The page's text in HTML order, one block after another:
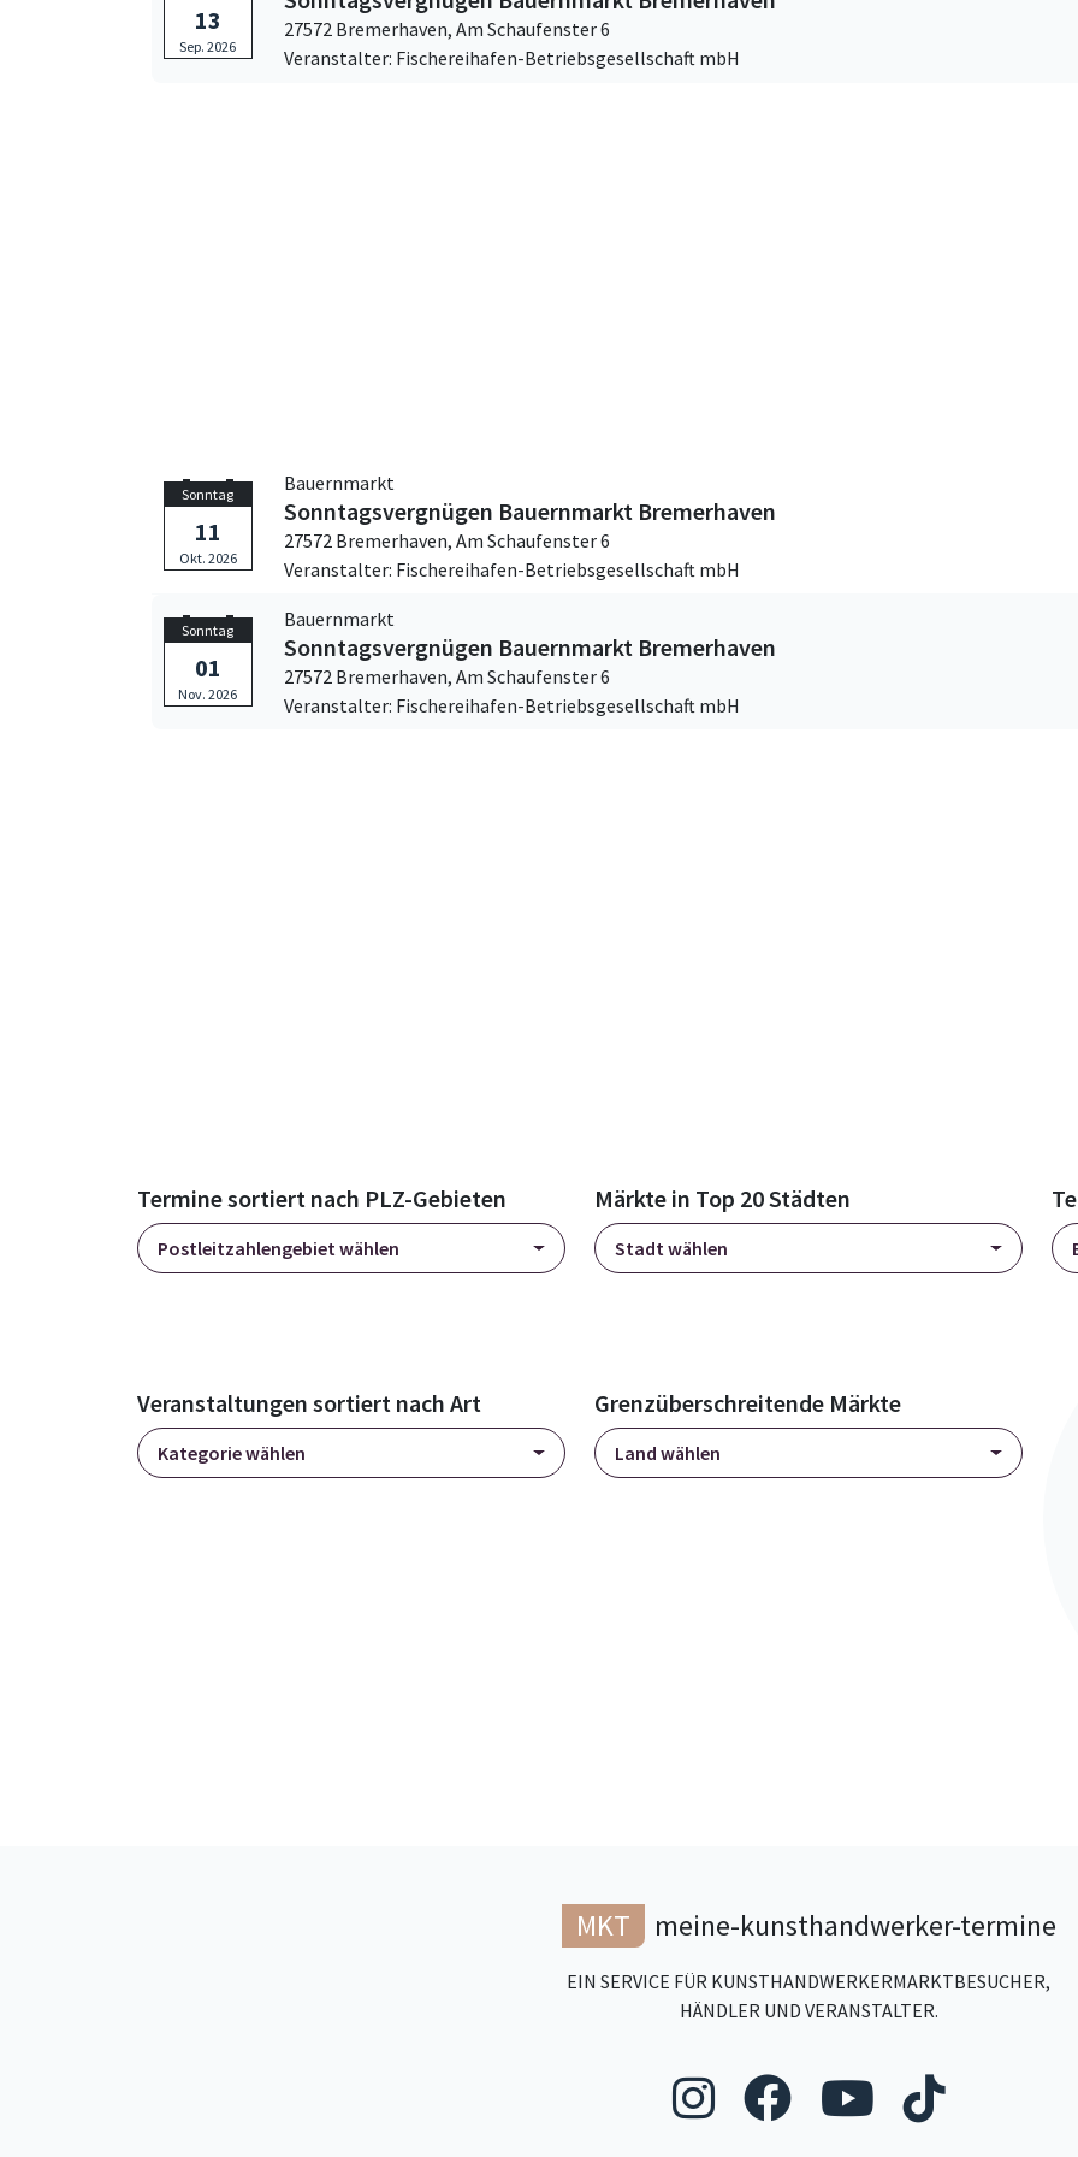
13
Sep. 2026
27572 Bremerhaven, Am Schaufenster 6
Veranstalter: Fischereihafen-Betriebsgesellschaft mbH
Sonntag
11
Okt. 2026
Bauernmarkt
Sonntagsvergnügen Bauernmarkt Bremerhaven
27572 Bremerhaven, Am Schaufenster 6
Veranstalter: Fischereihafen-Betriebsgesellschaft mbH
Sonntag
01
Nov. 2026
Bauernmarkt
Sonntagsvergnügen Bauernmarkt Bremerhaven
27572 Bremerhaven, Am Schaufenster 6
Veranstalter: Fischereihafen-Betriebsgesellschaft mbH
Termine sortiert nach PLZ-Gebieten
Postleitzahlengebiet wählen
Märkte in Top 20 Städten
Stadt wählen
Veranstaltungen sortiert nach Art
Kategorie wählen
Grenzüberschreitende Märkte
Land wählen
MKT meine-kunsthandwerker-termine
EIN SERVICE FÜR KUNSTHANDWERKERMARKTBESUCHER,
HÄNDLER UND VERANSTALTER.
Folgen Sie uns auf
Folgen Sie
Folgen